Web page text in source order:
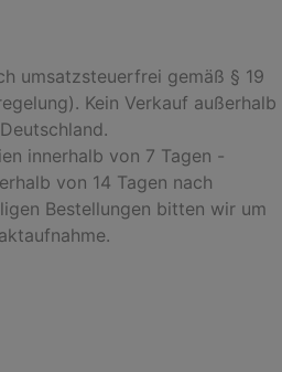
umsatzsteuerfrei gemäß § 19
Kein Verkauf außerhalb
innerhalb von 7 Tagen -
von 14 Tagen nach
Bestellungen bitten wir um